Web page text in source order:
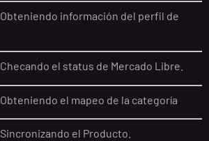
Obteniendo información del perfil de
Checando el status de Mercado Libre.
Obteniendo el mapeo de la categoría
Sincronizando el Producto.